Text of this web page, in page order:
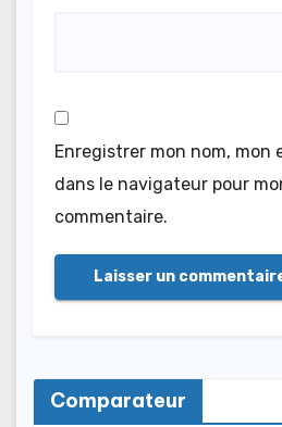
Enregistrer mon nom, mon
dans le navigateur pour
commentaire.
Comparateur